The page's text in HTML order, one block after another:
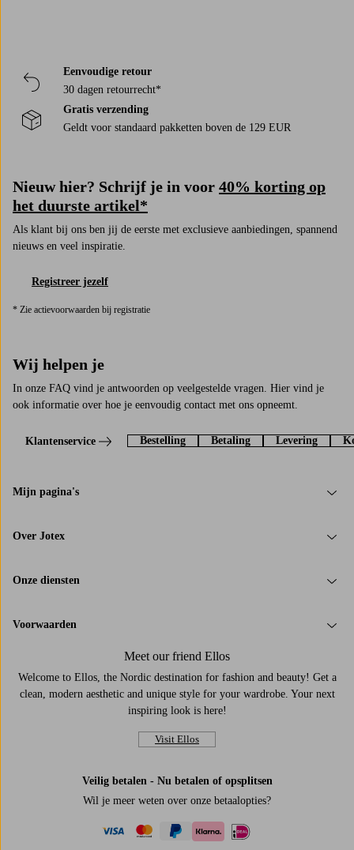
Eenvoudige retour
30 dagen retourrecht*
Gratis verzending
Geldt voor standaard pakketten boven de 129 EUR
Nieuw hier? Schrijf je in voor 40% korting op
het duurste artikel*
Als klant bij ons ben jij de eerste met exclusieve aanbiedingen, spannend
nieuws en veel inspiratie.
Registreer jezelf
* Zie actievoorwaarden bij registratie
Wij helpen je
In onze FAQ vind je antwoorden op veelgestelde vragen. Hier vind je
ook informatie over hoe je eenvoudig contact met ons opneemt.
Klantenservice Bestelling Betaling Levering
Mijn pagina's
Over Jotex
Onze diensten
Voorwaarden
Meet our friend Ellos
Welcome to Ellos, the Nordic destination for fashion and beauty! Get a
clean, modern aesthetic and unique style for your wardrobe. Your next
inspiring look is here!
Visit Ellos
Veilig betalen - Nu betalen of opsplitsen
Wil je meer weten over onze betaalopties?